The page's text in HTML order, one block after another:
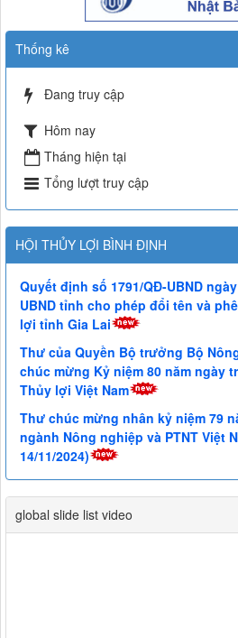
Thống kê
Đang truy cập
Hôm nay
Tháng hiện tại
Tổng lượt truy cập
HỘI THỦY LỢI BÌNH ĐỊNH
Quyết định số 1791/QĐ-UBND
UBND tỉnh cho phép đổi tên và
lợi tỉnh Gia Lai
Thư của Quyền Bộ trưởng Bộ
chúc mừng Kỷ niệm 80 năm ngày
Thủy lợi Việt Nam
Thư chúc mừng nhân kỷ niệm 79
ngành Nông nghiệp và PTNT Việt
14/11/2024)
global slide list video